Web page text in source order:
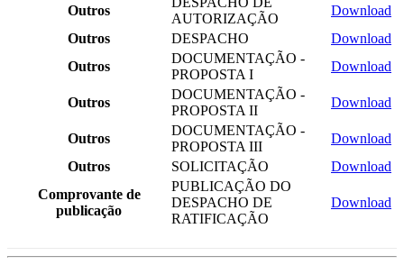
Outros
AUTORIZAÇÃO
Download
Outros
DESPACHO
Download
Outros
DOCUMENTAÇÃO -
PROPOSTA I
Download
Outros
DOCUMENTAÇÃO -
PROPOSTA II
Download
Outros
DOCUMENTAÇÃO -
PROPOSTA III
Download
Outros
SOLICITAÇÃO
Download
Comprovante de
publicação
PUBLICAÇÃO DO
DESPACHO DE
RATIFICAÇÃO
Download